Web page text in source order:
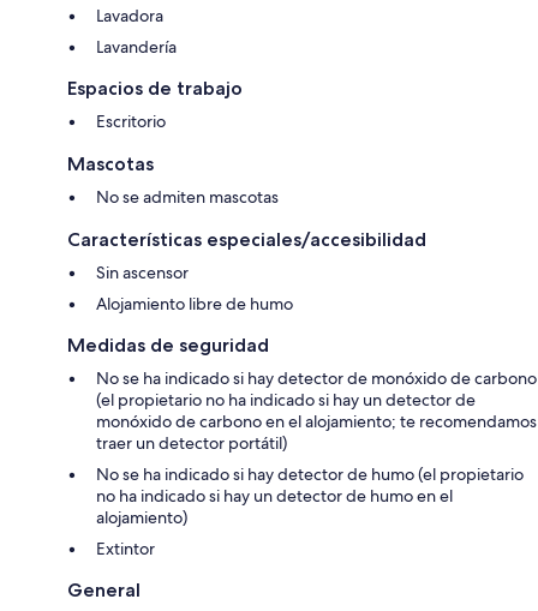
Lavadora
Lavandería
Espacios de trabajo
Escritorio
Mascotas
No se admiten mascotas
Características especiales/accesibilidad
Sin ascensor
Alojamiento libre de humo
Medidas de seguridad
No se ha indicado si hay detector de monóxido de carbono
(el propietario no ha indicado si hay un detector de
monóxido de carbono en el alojamiento; te recomendamos
traer un detector portátil)
No se ha indicado si hay detector de humo (el propietario
no ha indicado si hay un detector de humo en el
alojamiento)
Extintor
General